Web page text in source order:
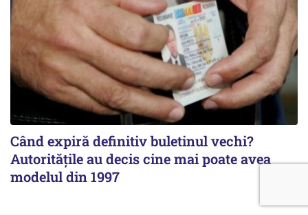
Când expiră definitiv buletinul vechi?
Autoritățile au decis cine mai poate avea
modelul din 1997